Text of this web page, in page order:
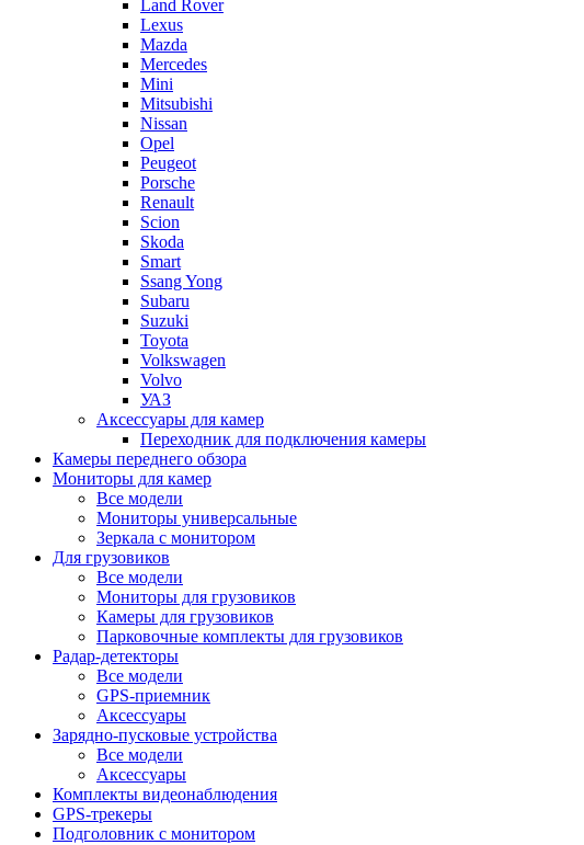
Land Rover
Lexus
Mazda
Mercedes
Mini
Mitsubishi
Nissan
Opel
Peugeot
Porsche
Renault
Scion
Skoda
Smart
Ssang Yong
Subaru
Suzuki
Toyota
Volkswagen
Volvo
УАЗ
Аксессуары для камер
Переходник для подключения камеры
Камеры переднего обзора
Мониторы для камер
Все модели
Мониторы универсальные
Зеркала с монитором
Для грузовиков
Все модели
Мониторы для грузовиков
Камеры для грузовиков
Парковочные комплекты для грузовиков
Радар-детекторы
Все модели
GPS-приемник
Аксессуары
Зарядно-пусковые устройства
Все модели
Аксессуары
Комплекты видеонаблюдения
GPS-трекеры
Подголовник с монитором